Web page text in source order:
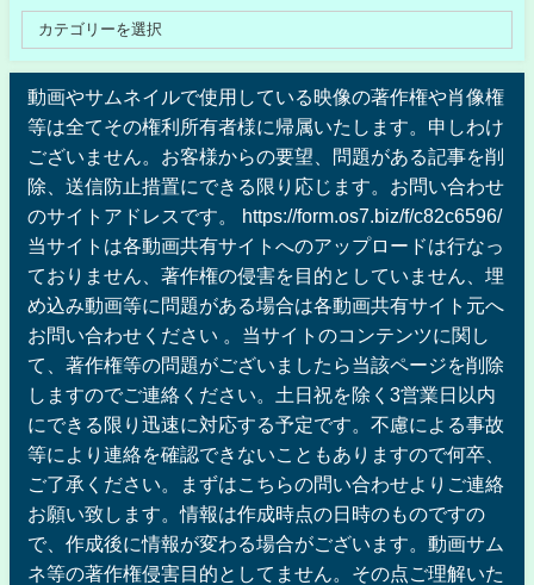
動画やサムネイルで使用している映像の著作権や肖像権
等は全てその権利所有者様に帰属いたします。申しわけ
ございません。お客様からの要望、問題がある記事を削
除、送信防止措置にできる限り応じます。お問い合わせ
のサイトアドレスです。 https://form.os7.biz/f/c82c6596/
当サイトは各動画共有サイトへのアップロードは行なっ
ておりません、著作権の侵害を目的としていません、埋
め込み動画等に問題がある場合は各動画共有サイト元へ
お問い合わせください 。当サイトのコンテンツに関し
て、著作権等の問題がございましたら当該ページを削除
しますのでご連絡ください。土日祝を除く3営業日以内
にできる限り迅速に対応する予定です。不慮による事故
等により連絡を確認できないこともありますので何卒、
ご了承ください。まずはこちらの問い合わせよりご連絡
お願い致します。情報は作成時点の日時のものですの
で、作成後に情報が変わる場合がございます。動画サム
ネ等の著作権侵害目的としてません。その点ご理解いた